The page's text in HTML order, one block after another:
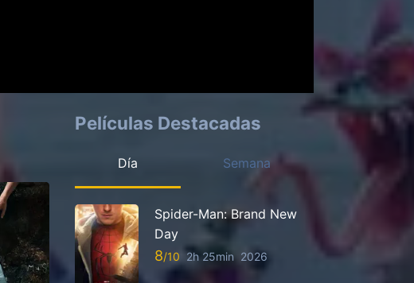
Películas Destacadas
Día Semana
Spider-Man: Brand New
Day
8 2h 25min 2026